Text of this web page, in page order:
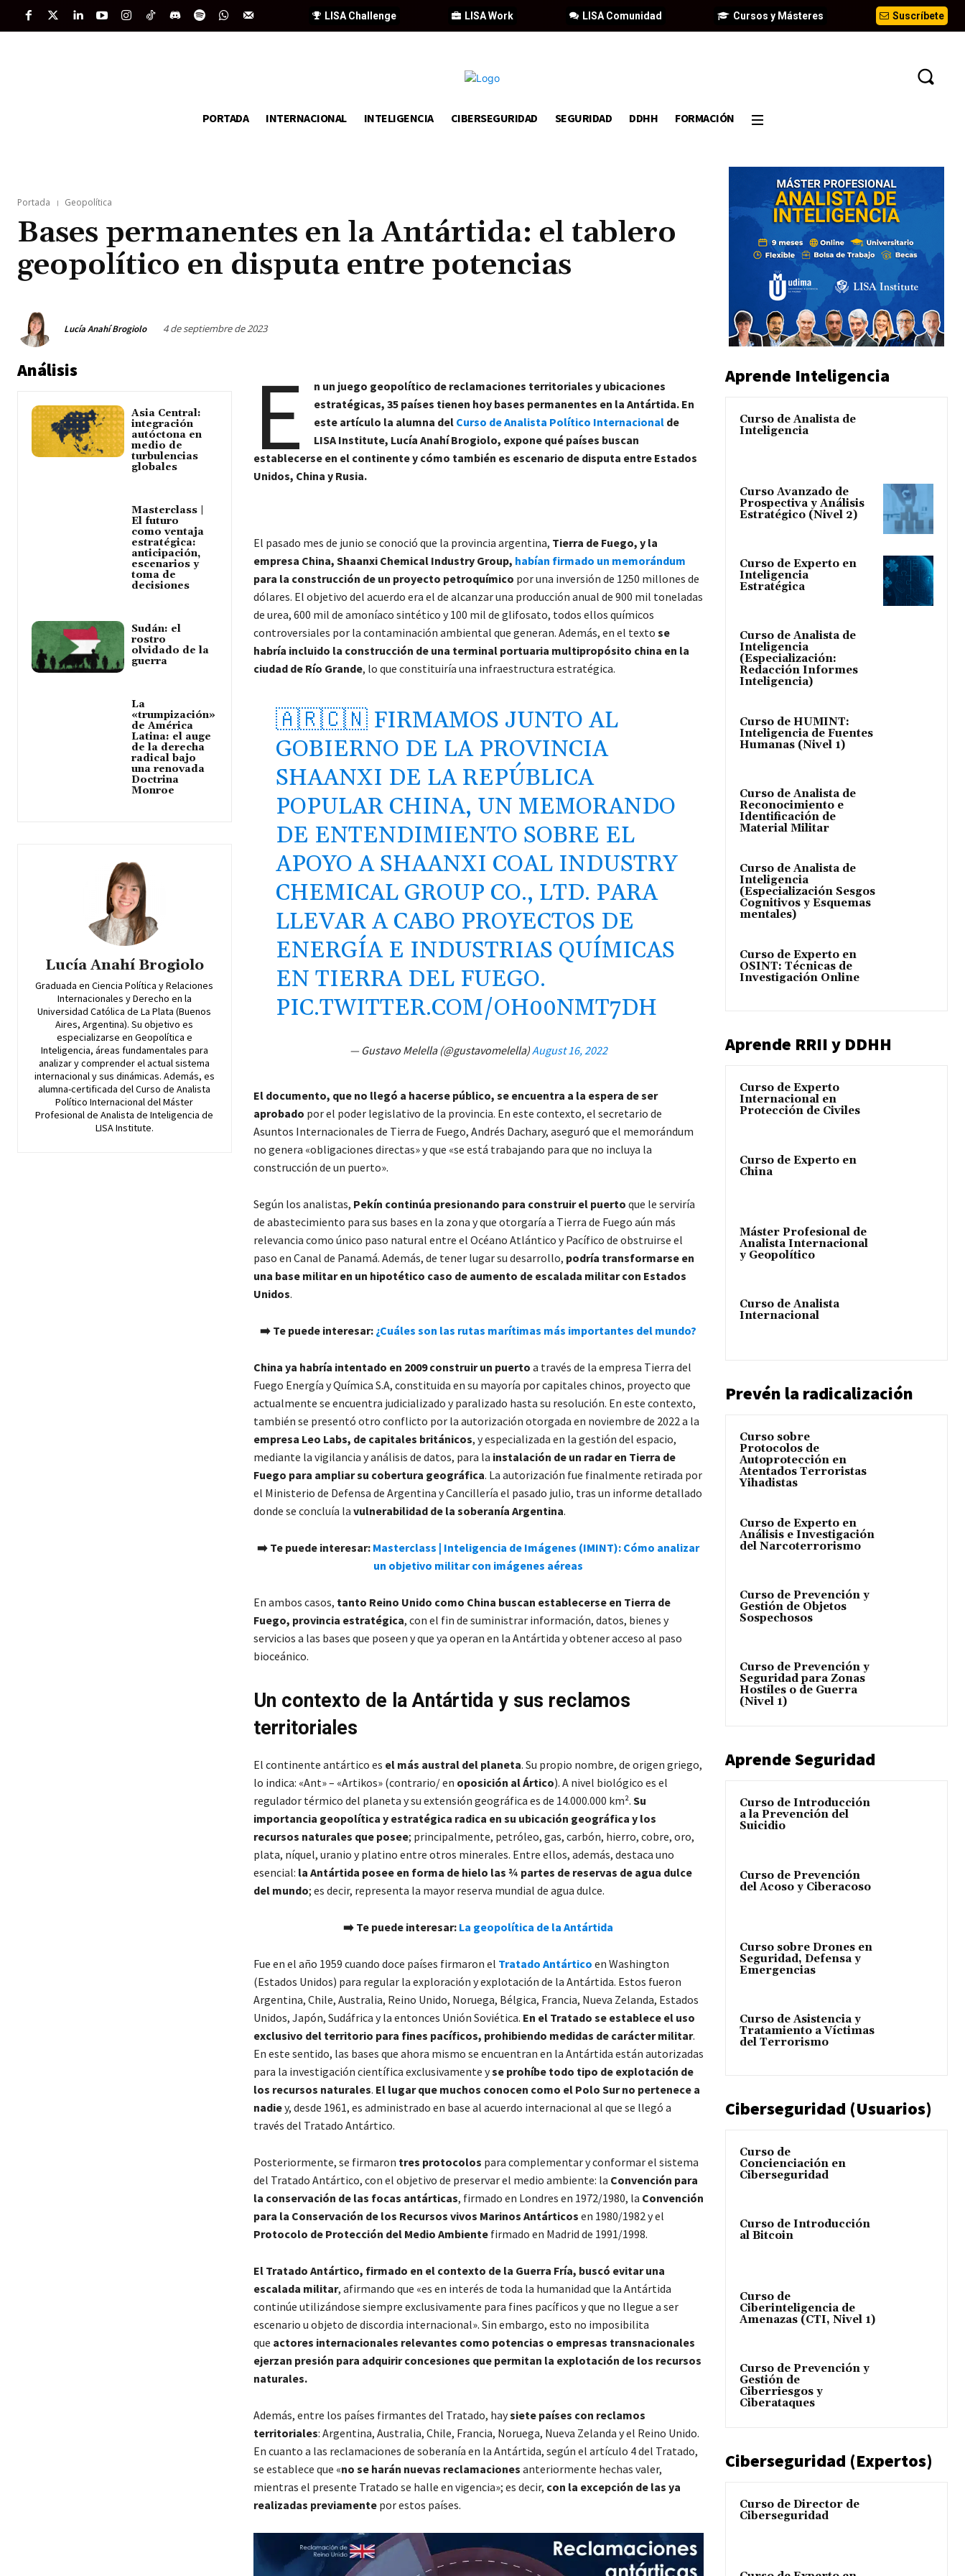
Suscríbete
Cursos y Másteres
LISA Comunidad
LISA Work
LISA Challenge
PORTADA INTERNACIONAL INTELIGENCIA CIBERSEGURIDAD SEGURIDAD DDHH FORMACIÓN
Portada Geopolítica
Bases permanentes en la Antártida: el tablero
geopolítico en disputa entre potencias
Lucía Anahí Brogiolo 4 de septiembre de 2023
Análisis
Asia Central:
integración
autóctona en
medio de
turbulencias
globales
Masterclass |
El futuro
como ventaja
estratégica:
anticipación,
escenarios y
toma de
decisiones
Sudán: el
rostro
olvidado de la
guerra
La
«trumpización»
de América
Latina: el auge
de la derecha
radical bajo
una renovada
Doctrina
Monroe
Lucía Anahí Brogiolo
Graduada en Ciencia Política y Relaciones
Internacionales y Derecho en la
Universidad Católica de La Plata (Buenos
Aires, Argentina). Su objetivo es
especializarse en Geopolítica e
Inteligencia, áreas fundamentales para
analizar y comprender el actual sistema
internacional y sus dinámicas. Además, es
alumna-certificada del Curso de Analista
Político Internacional del Máster
Profesional de Analista de Inteligencia de
LISA Institute.
E
n un juego geopolítico de reclamaciones territoriales y ubicaciones
estratégicas, 35 países tienen hoy bases permanentes en la Antártida. En
este artículo la alumna del Curso de Analista Político Internacional de
LISA Institute, Lucía Anahí Brogiolo, expone qué países buscan
establecerse en el continente y cómo también es escenario de disputa entre Estados
Unidos, China y Rusia.
El pasado mes de junio se conoció que la provincia argentina, Tierra de Fuego, y la
empresa China, Shaanxi Chemical Industry Group, habían firmado un memorándum
para la construcción de un proyecto petroquímico por una inversión de 1250 millones de
dólares. El objetivo del acuerdo era el de alcanzar una producción anual de 900 mil toneladas
de urea, 600 mil de amoníaco sintético y 100 mil de glifosato, todos ellos químicos
controversiales por la contaminación ambiental que generan. Además, en el texto se
habría incluido la construcción de una terminal portuaria multipropósito china en la
ciudad de Río Grande, lo que constituiría una infraestructura estratégica.
🇦🇷🇨🇳 FIRMAMOS JUNTO AL
GOBIERNO DE LA PROVINCIA
SHAANXI DE LA REPÚBLICA
POPULAR CHINA, UN MEMORANDO
DE ENTENDIMIENTO SOBRE EL
APOYO A SHAANXI COAL INDUSTRY
CHEMICAL GROUP CO., LTD. PARA
LLEVAR A CABO PROYECTOS DE
ENERGÍA E INDUSTRIAS QUÍMICAS
EN TIERRA DEL FUEGO.
PIC.TWITTER.COM/OH00NMT7DH
— Gustavo Melella (@gustavomelella)August 16, 2022
El documento, que no llegó a hacerse público, se encuentra a la espera de ser
aprobado por el poder legislativo de la provincia. En este contexto, el secretario de
Asuntos Internacionales de Tierra de Fuego, Andrés Dachary, aseguró que el memorándum
no genera «obligaciones directas» y que «se está trabajando para que no incluya la
construcción de un puerto».
Según los analistas, Pekín continúa presionando para construir el puerto que le serviría
de abastecimiento para sus bases en la zona y que otorgaría a Tierra de Fuego aún más
relevancia como único paso natural entre el Océano Atlántico y Pacífico de obstruirse el
paso en Canal de Panamá. Además, de tener lugar su desarrollo, podría transformarse en
una base militar en un hipotético caso de aumento de escalada militar con Estados
Unidos.
➡️ Te puede interesar: ¿Cuáles son las rutas marítimas más importantes del mundo?
China ya habría intentado en 2009 construir un puerto a través de la empresa Tierra del
Fuego Energía y Química S.A, constituida en su mayoría por capitales chinos, proyecto que
actualmente se encuentra judicializado y paralizado hasta su resolución. En este contexto,
también se presentó otro conflicto por la autorización otorgada en noviembre de 2022 a la
empresa Leo Labs, de capitales británicos, y especializada en la gestión del espacio,
mediante la vigilancia y análisis de datos, para la instalación de un radar en Tierra de
Fuego para ampliar su cobertura geográfica. La autorización fue finalmente retirada por
el Ministerio de Defensa de Argentina y Cancillería el pasado julio, tras un informe detallado
donde se concluía la vulnerabilidad de la soberanía Argentina.
➡️ Te puede interesar: Masterclass | Inteligencia de Imágenes (IMINT): Cómo analizar
un objetivo militar con imágenes aéreas
En ambos casos, tanto Reino Unido como China buscan establecerse en Tierra de
Fuego, provincia estratégica, con el fin de suministrar información, datos, bienes y
servicios a las bases que poseen y que ya operan en la Antártida y obtener acceso al paso
bioceánico.
Un contexto de la Antártida y sus reclamos
territoriales
El continente antártico es el más austral del planeta. Su propio nombre, de origen griego,
lo indica: «Ant» – «Artikos» (contrario/ en oposición al Ártico). A nivel biológico es el
regulador térmico del planeta y su extensión geográfica es de 14.000.000 km². Su
importancia geopolítica y estratégica radica en su ubicación geográfica y los
recursos naturales que posee; principalmente, petróleo, gas, carbón, hierro, cobre, oro,
plata, níquel, uranio y platino entre otros minerales. Entre ellos, además, destaca uno
esencial: la Antártida posee en forma de hielo las ¾ partes de reservas de agua dulce
del mundo; es decir, representa la mayor reserva mundial de agua dulce.
➡️ Te puede interesar: La geopolítica de la Antártida
Fue en el año 1959 cuando doce países firmaron el Tratado Antártico en Washington
(Estados Unidos) para regular la exploración y explotación de la Antártida. Estos fueron
Argentina, Chile, Australia, Reino Unido, Noruega, Bélgica, Francia, Nueva Zelanda, Estados
Unidos, Japón, Sudáfrica y la entonces Unión Soviética. En el Tratado se establece el uso
exclusivo del territorio para fines pacíficos, prohibiendo medidas de carácter militar.
En este sentido, las bases que ahora mismo se encuentran en la Antártida están autorizadas
para la investigación científica exclusivamente yse prohíbe todo tipo de explotación de
los recursos naturales. El lugar que muchos conocen como el Polo Sur no pertenece a
nadiey, desde 1961, es administrado en base al acuerdo internacional al que se llegó a
través del Tratado Antártico.
Posteriormente, se firmaron tres protocolos para complementar y conformar el sistema
del Tratado Antártico, con el objetivo de preservar el medio ambiente: la Convención para
la conservación de las focas antárticas, firmado en Londres en 1972/1980, la Convención
para la Conservación de los Recursos vivos Marinos Antárticos en 1980/1982 y el
Protocolo de Protección del Medio Ambiente firmado en Madrid de 1991/1998.
El Tratado Antártico, firmado en el contexto de la Guerra Fría, buscó evitar una
escalada militar, afirmando que «es en interés de toda la humanidad que la Antártida
continúe utilizándose siempre exclusivamente para fines pacíficos y que no llegue a ser
escenario u objeto de discordia internacional». Sin embargo, esto no imposibilita
que actores internacionales relevantes como potencias o empresas transnacionales
ejerzan presión para adquirir concesiones que permitan la explotación de los recursos
naturales.
Además, entre los países firmantes del Tratado, haysiete países con reclamos
territoriales: Argentina, Australia, Chile, Francia, Noruega, Nueva Zelanda y el Reino Unido.
En cuanto a las reclamaciones de soberanía en la Antártida, según el artículo 4 del Tratado,
se establece que «no se harán nuevas reclamaciones anteriormente hechas valer,
mientras el presente Tratado se halle en vigencia»; es decir, con la excepción de las ya
realizadas previamentepor estos países.
Aprende Inteligencia
Curso de Analista de
Inteligencia
Curso Avanzado de
Prospectiva y Análisis
Estratégico (Nivel 2)
Curso de Experto en
Inteligencia
Estratégica
Curso de Analista de
Inteligencia
(Especialización:
Redacción Informes
Inteligencia)
Curso de HUMINT:
Inteligencia de Fuentes
Humanas (Nivel 1)
Curso de Analista de
Reconocimiento e
Identificación de
Material Militar
Curso de Analista de
Inteligencia
(Especialización Sesgos
Cognitivos y Esquemas
mentales)
Curso de Experto en
OSINT: Técnicas de
Investigación Online
Aprende RRII y DDHH
Curso de Experto
Internacional en
Protección de Civiles
Curso de Experto en
China
Máster Profesional de
Analista Internacional
y Geopolítico
Curso de Analista
Internacional
Prevén la radicalización
Curso sobre
Protocolos de
Autoprotección en
Atentados Terroristas
Yihadistas
Curso de Experto en
Análisis e Investigación
del Narcoterrorismo
Curso de Prevención y
Gestión de Objetos
Sospechosos
Curso de Prevención y
Seguridad para Zonas
Hostiles o de Guerra
(Nivel 1)
Aprende Seguridad
Curso de Introducción
a la Prevención del
Suicidio
Curso de Prevención
del Acoso y Ciberacoso
Curso sobre Drones en
Seguridad, Defensa y
Emergencias
Curso de Asistencia y
Tratamiento a Víctimas
del Terrorismo
Ciberseguridad (Usuarios)
Curso de
Concienciación en
Ciberseguridad
Curso de Introducción
al Bitcoin
Curso de
Ciberinteligencia de
Amenazas (CTI, Nivel 1)
Curso de Prevención y
Gestión de
Ciberriesgos y
Ciberataques
Ciberseguridad (Expertos)
Curso de Director de
Ciberseguridad